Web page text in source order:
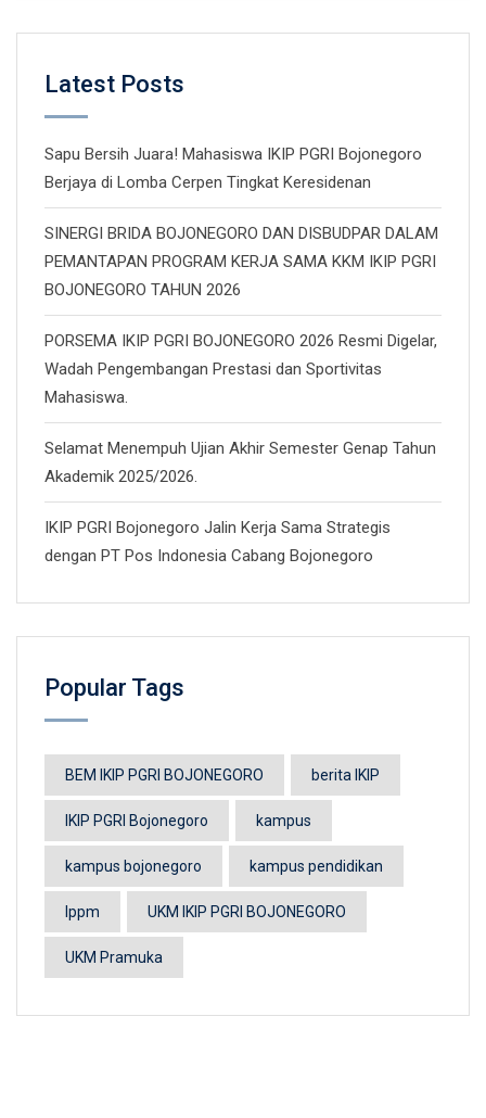
Latest Posts
Sapu Bersih Juara! Mahasiswa IKIP PGRI Bojonegoro
Berjaya di Lomba Cerpen Tingkat Keresidenan
SINERGI BRIDA BOJONEGORO DAN DISBUDPAR DALAM
PEMANTAPAN PROGRAM KERJA SAMA KKM IKIP PGRI
BOJONEGORO TAHUN 2026
PORSEMA IKIP PGRI BOJONEGORO 2026 Resmi Digelar,
Wadah Pengembangan Prestasi dan Sportivitas
Mahasiswa.
Selamat Menempuh Ujian Akhir Semester Genap Tahun
Akademik 2025/2026.
IKIP PGRI Bojonegoro Jalin Kerja Sama Strategis
dengan PT Pos Indonesia Cabang Bojonegoro
Popular Tags
BEM IKIP PGRI BOJONEGORO berita IKIP
IKIP PGRI Bojonegoro kampus
kampus bojonegoro kampus pendidikan
lppm UKM IKIP PGRI BOJONEGORO
UKM Pramuka